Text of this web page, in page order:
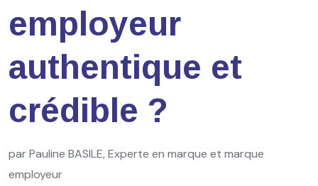
employeur
authentique et
crédible ?
par Pauline BASILE, Experte en marque et marque
employeur